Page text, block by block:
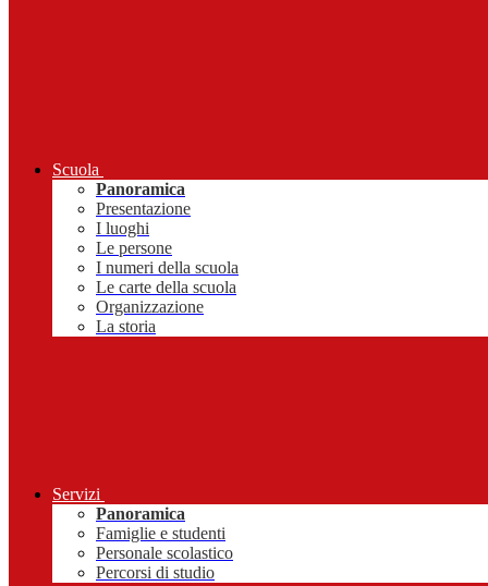
Scuola
Panoramica
Presentazione
I luoghi
Le persone
I numeri della scuola
Le carte della scuola
Organizzazione
La storia
Servizi
Panoramica
Famiglie e studenti
Personale scolastico
Percorsi di studio